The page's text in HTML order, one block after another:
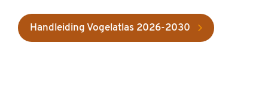
Handleiding Vogelatlas 2026-2030